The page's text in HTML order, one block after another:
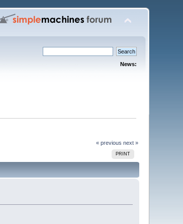
News:
« previous next »
PRINT